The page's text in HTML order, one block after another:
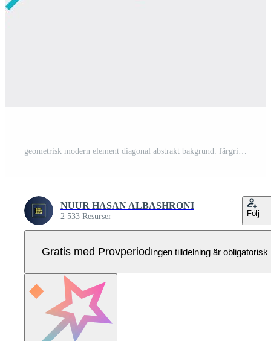
geometrisk modern element diagonal abstrakt bakgrund. färgrik mall baner Pro Vektor
NUUR HASAN ALBASHRONI
2 533 Resurser Följ
Gratis med ProvperiodIngen tilldelning är obligatorisk